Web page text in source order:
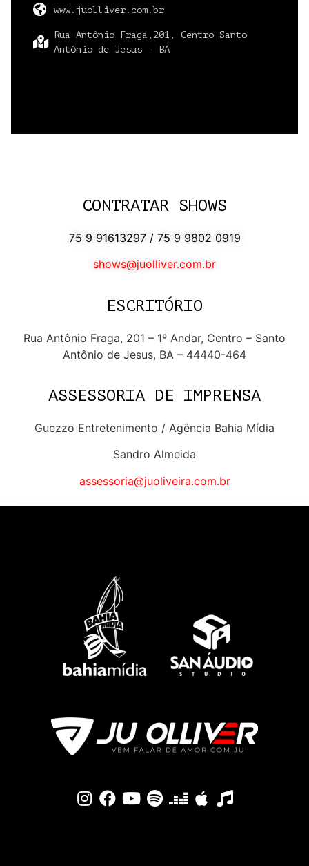
www.juolliver.com.br
Rua Antônio Fraga,201, Centro Santo
Antônio de Jesus - BA
CONTRATAR SHOWS
75 9 91613297 / 75 9 9802 0919
shows@juolliver.com.br​
ESCRITÓRIO
Rua Antônio Fraga, 201 – 1º Andar, Centro – Santo
Antônio de Jesus, BA – 44440-464
ASSESSORIA DE IMPRENSA
Guezzo Entretenimento / Agência Bahia Mídia
Sandro Almeida
assessoria@juoliveira.com.br